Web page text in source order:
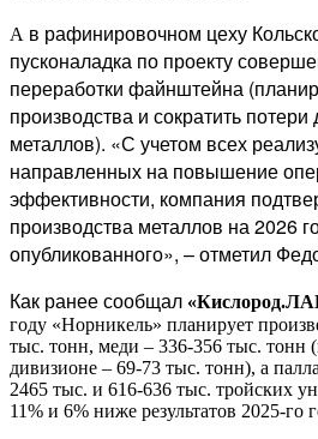
А в рафинировочном цеху
пусконаладка по проекту
переработки файнштейна
производства и сократить
металлов). «С учетом всех
направленных на повышение
эффективности, компания
производства металлов на 2026
опубликованного», – отметил
Как ранее сообщал
году «Норникель» планирует
тыс. тонн, меди – 336-356 тыс. тонн
дивизионе – 69-73 тыс. тонн), а
2465 тыс. и 616-636 тыс. тройских
11% и 6% ниже результатов 2025-го